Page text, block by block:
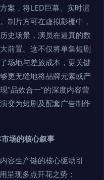
案，将LED巨幕、实时渲
制片方可在虚拟影棚中，
史场景，演员在逼真的数
前置。这不仅将单集短剧
场地与差旅成本，更关键
更无缝地将品牌元素或产
“品效合一”的深度内容营
变为短剧及配套广告制作
场的核心叙事
容生产链的核心驱动引
呈现多点开花之势：